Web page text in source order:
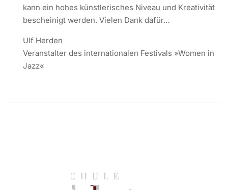
kann ein hohes künstlerisches Niveau und Kreativität
bescheinigt werden. Vielen Dank dafür…
Ulf Herden
Veranstalter des internationalen Festivals »Women in
Jazz«